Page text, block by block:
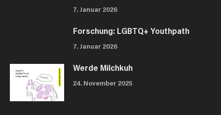
7. Januar 2026
Forschung: LGBTQ+ Youthpath
7. Januar 2026
Werde Milchkuh
24. November 2025